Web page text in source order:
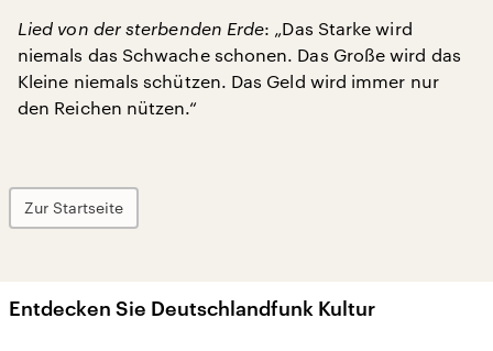
Lied von der sterbenden Erde: „Das Starke wird
niemals das Schwache schonen. Das Große wird das
Kleine niemals schützen. Das Geld wird immer nur
den Reichen nützen.“
Zur Startseite
Entdecken Sie Deutschlandfunk Kultur